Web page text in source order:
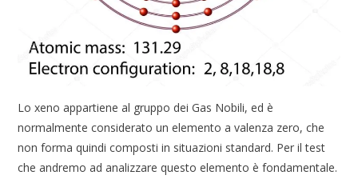
Lo xeno appartiene al gruppo dei Gas Nobili, ed è
normalmente considerato un elemento a valenza zero, che
non forma quindi composti in situazioni standard. Per il test
che andremo ad analizzare questo elemento è fondamentale.